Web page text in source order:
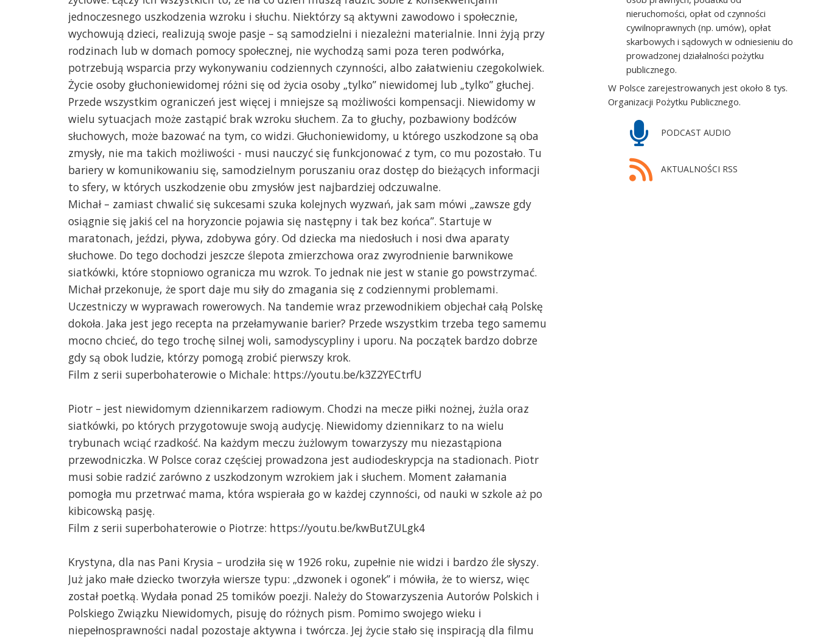
jednoczesnego uszkodzenia wzroku i słuchu. Niektórzy są aktywni zawodowo i społecznie,
wychowują dzieci, realizują swoje pasje – są samodzielni i niezależni materialnie. Inni żyją przy
rodzinach lub w domach pomocy społecznej, nie wychodzą sami poza teren podwórka,
potrzebują wsparcia przy wykonywaniu codziennych czynności, albo załatwieniu czegokolwiek.
Życie osoby głuchoniewidomej różni się od życia osoby „tylko” niewidomej lub „tylko” głuchej.
Przede wszystkim ograniczeń jest więcej i mniejsze są możliwości kompensacji. Niewidomy w
wielu sytuacjach może zastąpić brak wzroku słuchem. Za to głuchy, pozbawiony bodźców
słuchowych, może bazować na tym, co widzi. Głuchoniewidomy, u którego uszkodzone są oba
zmysły, nie ma takich możliwości - musi nauczyć się funkcjonować z tym, co mu pozostało. Tu
bariery w komunikowaniu się, samodzielnym poruszaniu oraz dostęp do bieżących informacji
to sfery, w których uszkodzenie obu zmysłów jest najbardziej odczuwalne.
Michał – zamiast chwalić się sukcesami szuka kolejnych wyzwań, jak sam mówi „zawsze gdy
osiągnie się jakiś cel na horyzoncie pojawia się następny i tak bez końca”. Startuje w
maratonach, jeździ, pływa, zdobywa góry. Od dziecka ma niedosłuch i nosi dwa aparaty
słuchowe. Do tego dochodzi jeszcze ślepota zmierzchowa oraz zwyrodnienie barwnikowe
siatkówki, które stopniowo ogranicza mu wzrok. To jednak nie jest w stanie go powstrzymać.
Michał przekonuje, że sport daje mu siły do zmagania się z codziennymi problemami.
Uczestniczy w wyprawach rowerowych. Na tandemie wraz przewodnikiem objechał całą Polskę
dokoła. Jaka jest jego recepta na przełamywanie barier? Przede wszystkim trzeba tego samemu
mocno chcieć, do tego trochę silnej woli, samodyscypliny i uporu. Na początek bardzo dobrze
gdy są obok ludzie, którzy pomogą zrobić pierwszy krok.
Film z serii superbohaterowie o Michale: https://youtu.be/k3Z2YECtrfU
Piotr – jest niewidomym dziennikarzem radiowym. Chodzi na mecze piłki nożnej, żużla oraz
siatkówki, po których przygotowuje swoją audycję. Niewidomy dziennikarz to na wielu
trybunach wciąć rzadkość. Na każdym meczu żużlowym towarzyszy mu niezastąpiona
przewodniczka. W Polsce coraz częściej prowadzona jest audiodeskrypcja na stadionach. Piotr
musi sobie radzić zarówno z uszkodzonym wzrokiem jak i słuchem. Moment załamania
pomogła mu przetrwać mama, która wspierała go w każdej czynności, od nauki w szkole aż po
kibicowską pasję.
Film z serii superbohaterowie o Piotrze: https://youtu.be/kwButZULgk4
Krystyna, dla nas Pani Krysia – urodziła się w 1926 roku, zupełnie nie widzi i bardzo źle słyszy.
Już jako małe dziecko tworzyła wiersze typu: „dzwonek i ogonek” i mówiła, że to wiersz, więc
został poetką. Wydała ponad 25 tomików poezji. Należy do Stowarzyszenia Autorów Polskich i
Polskiego Związku Niewidomych, pisuję do różnych pism. Pomimo swojego wieku i
niepełnosprawności nadal pozostaje aktywna i twórcza. Jej życie stało się inspiracją dla filmu
nieruchomości, opłat od czynności
cywilnoprawnych (np. umów), opłat
skarbowych i sądowych w odniesieniu do
prowadzonej działalności pożytku
publicznego.
W Polsce zarejestrowanych jest około 8 tys.
Organizacji Pożytku Publicznego.
PODCAST AUDIO
AKTUALNOŚCI RSS